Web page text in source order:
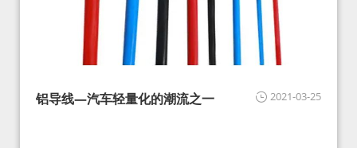
2021-03-25
铝导线—汽车轻量化的潮流之一